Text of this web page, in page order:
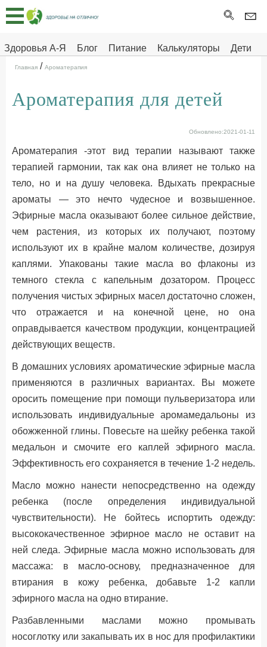
Здоровья А-Я Блог Питание Калькуляторы
Дети
Здоровье на отлично
Главная
Тесты
Про
ДЕТЯМ
Главная / Ароматерапия
Ароматерапия для детей
Обновлено:2021-01-11
Ароматерапия -этот вид терапии называют также
терапией гармонии, так как она влияет не только на
тело, но и на душу человека. Вдыхать прекрасные
ароматы — это нечто чудесное и возвышенное.
Эфирные масла оказывают более сильное действие,
чем растения, из которых их получают, поэтому
используют их в крайне малом количестве, дозируя
каплями. Упакованы такие масла во флаконы из
темного стекла с капельным дозатором. Процесс
получения чистых эфирных масел достаточно сложен,
что отражается и на конечной цене, но она
оправдывается качеством продукции, концентрацией
действующих веществ.
В домашних условиях ароматические эфирные масла
применяются в различных вариантах. Вы можете
оросить помещение при помощи пульверизатора или
использовать индивидуальные аромамедальоны из
обожженной глины. Повесьте на шейку ребенка такой
медальон и смочите его каплей эфирного масла.
Эффективность его сохраняется в течение 1-2 недель.
Масло можно нанести непосредственно на одежду
ребенка (после определения индивидуальной
чувствительности). Не бойтесь испортить одежду:
высококачественное эфирное масло не оставит на
ней следа. Эфирные масла можно использовать для
массажа: в масло-основу, предназначенное для
втирания в кожу ребенка, добавьте 1-2 капли
эфирного масла на одно втирание.
Разбавленными маслами можно промывать
носоглотку или закапывать их в нос для профилактики